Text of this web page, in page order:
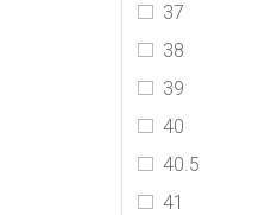
37
38
39
40
40.5
41